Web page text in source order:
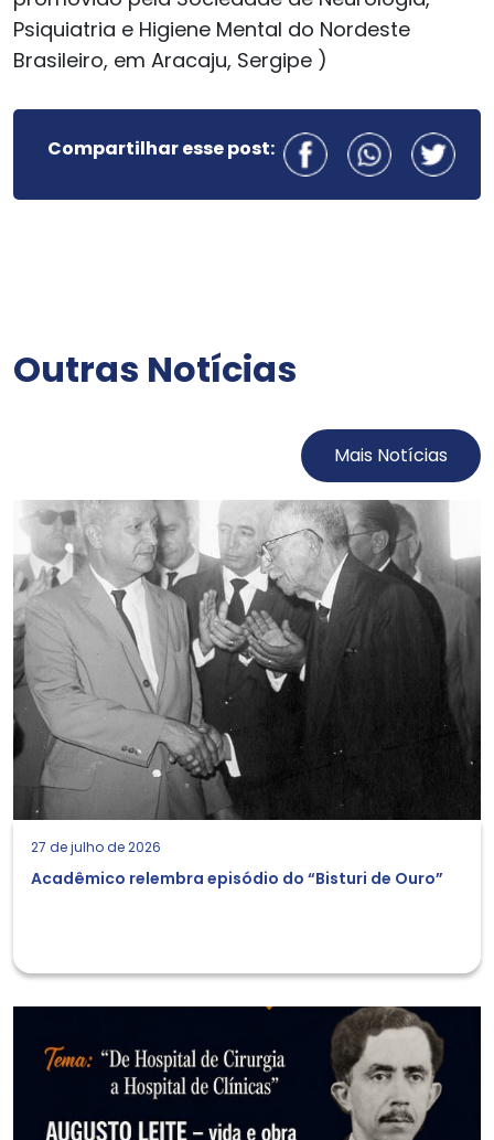
Psiquiatria e Higiene Mental do Nordeste
Brasileiro, em Aracaju, Sergipe )
Compartilhar esse post:
Outras Notícias
Mais Notícias
27 de julho de 2026
Acadêmico relembra episódio do “Bisturi de Ouro”